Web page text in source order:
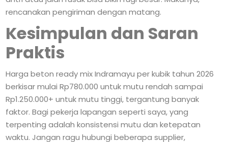
rencanakan pengiriman dengan matang.
Kesimpulan dan Saran
Praktis
Harga beton ready mix Indramayu per kubik tahun 2026
berkisar mulai Rp780.000 untuk mutu rendah sampai
Rp1.250.000+ untuk mutu tinggi, tergantung banyak
faktor. Bagi pekerja lapangan seperti saya, yang
terpenting adalah konsistensi mutu dan ketepatan
waktu. Jangan ragu hubungi beberapa supplier,